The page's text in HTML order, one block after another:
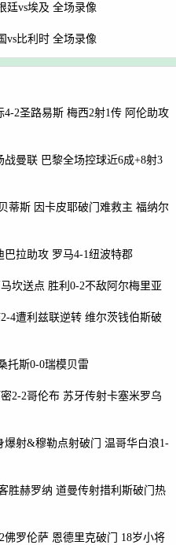
廷vs埃及 全场录像
vs比利时 全场录像
4-2圣路易斯 梅西2射1传 阿伦助攻
战曼联 巴黎全场控球近6成+8射3
蒂斯 因卡皮耶破门难救主 福纳尔
巴拉助攻 罗马4-1纽波特郡
坎送点 胜利0-2不敌阿尔梅里亚
4遭利兹联逆转 维尔茨钱伯斯破
托斯0-0瑞模贝雷
2-2哥伦布 苏牙传射卡塞米罗乌
爆射&穆勒点射破门 温哥华白浪1-
胜赫罗纳 道曼传射措利斯破门热
佛罗伦萨 恩德里克破门 18岁小将